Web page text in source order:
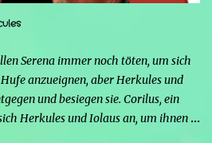
aber ohne seine Kräfte fällt es ihm
und er riskiert sogar, zu sterben.
die Wut von...
Serena immer noch töten, um sich
anzueignen, aber Herkules und
und besiegen sie. Corilus, ein
Herkules und Iolaus an, um ihnen